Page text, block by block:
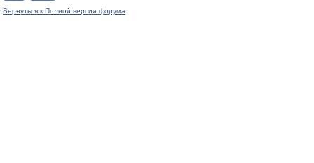
Вернуться к Полной версии форума